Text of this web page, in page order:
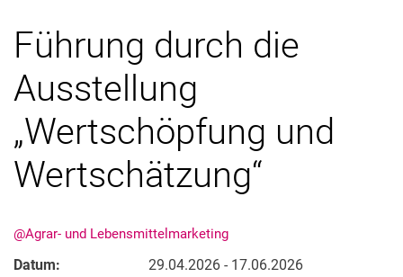
Führung durch die
Ausstellung
„Wertschöpfung und
Wertschätzung“
@Agrar- und Lebensmittelmarketing
Datum:
29.04.2026 - 17.06.2026